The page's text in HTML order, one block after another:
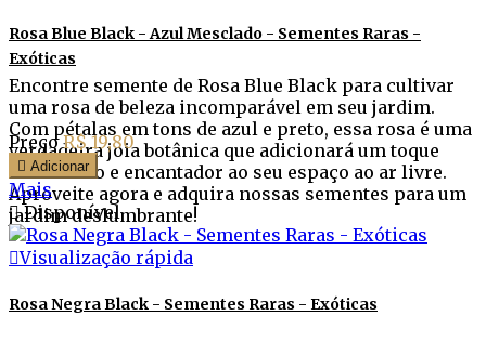
Rosa Blue Black - Azul Mesclado - Sementes Raras -
Exóticas
Encontre semente de Rosa Blue Black para cultivar
uma rosa de beleza incomparável em seu jardim.
Com pétalas em tons de azul e preto, essa rosa é uma
verdadeira joia botânica que adicionará um toque
misterioso e encantador ao seu espaço ao ar livre.
Aproveite agora e adquira nossas sementes para um
jardim deslumbrante!
Preço R$ 19,80
 Adicionar
Mais
Disponível
Visualização rápida
Rosa Negra Black - Sementes Raras - Exóticas